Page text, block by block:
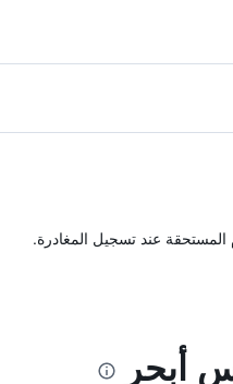
عند تسجيل المغادرة.
أبحر